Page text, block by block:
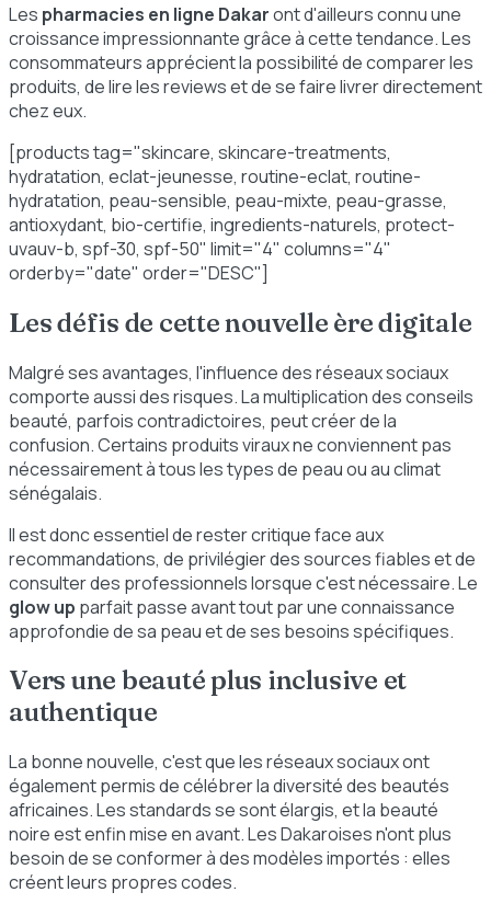
Les pharmacies en ligne Dakaront d'ailleurs connu une
croissance impressionnante grâce à cette tendance. Les
consommateurs apprécient la possibilité de comparer les
produits, de lire les reviews et de se faire livrer directement
chez eux.
[products tag="skincare, skincare-treatments,
hydratation, eclat-jeunesse, routine-eclat, routine-
hydratation, peau-sensible, peau-mixte, peau-grasse,
antioxydant, bio-certifie, ingredients-naturels, protect-
uvauv-b, spf-30, spf-50" limit="4" columns="4"
orderby="date" order="DESC"]
Les défis de cette nouvelle ère digitale
Malgré ses avantages, l'influence des réseaux sociaux
comporte aussi des risques. La multiplication des conseils
beauté, parfois contradictoires, peut créer de la
confusion. Certains produits viraux ne conviennent pas
nécessairement à tous les types de peau ou au climat
sénégalais.
Il est donc essentiel de rester critique face aux
recommandations, de privilégier des sources fiables et de
consulter des professionnels lorsque c'est nécessaire. Le
glow up parfait passe avant tout par une connaissance
approfondie de sa peau et de ses besoins spécifiques.
Vers une beauté plus inclusive et
authentique
La bonne nouvelle, c'est que les réseaux sociaux ont
également permis de célébrer la diversité des beautés
africaines. Les standards se sont élargis, et la beauté
noire est enfin mise en avant. Les Dakaroises n'ont plus
besoin de se conformer à des modèles importés : elles
créent leurs propres codes.